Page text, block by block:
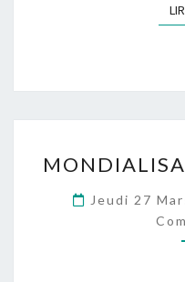
Jeudi 27